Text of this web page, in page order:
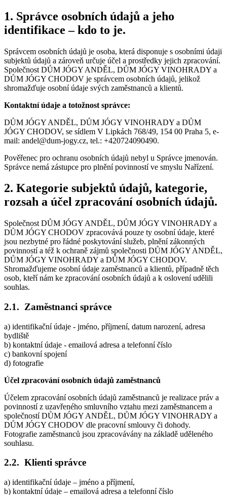
1. Správce osobních údajů a jeho
identifikace – kdo to je.
Správcem osobních údajů je osoba, která disponuje s osobními údaji
subjektů údajů a zároveň určuje účel a prostředky jejich zpracování.
Společnost DŮM JÓGY ANDĚL, DŮM JÓGY VINOHRADY a
DŮM JÓGY CHODOV je správcem osobních údajů, jelikož
shromažďuje osobní údaje svých zaměstnanců a klientů.
Kontaktní údaje a totožnost správce:
DŮM JÓGY ANDĚL, DŮM JÓGY VINOHRADY a DŮM
JÓGY CHODOV, se sídlem V Lipkách 768/49, 154 00 Praha 5, e-
mail: andel@dum-jogy.cz, tel.: +420724090490.
Pověřenec pro ochranu osobních údajů nebyl u Správce jmenován.
Správce nemá zástupce pro plnění povinností ve smyslu Nařízení.
2. Kategorie subjektů údajů, kategorie,
rozsah a účel zpracování osobních údajů.
Společnost DŮM JÓGY ANDĚL, DŮM JÓGY VINOHRADY a
DŮM JÓGY CHODOV zpracovává pouze ty osobní údaje, které
jsou nezbytné pro řádné poskytování služeb, plnění zákonných
povinností a též k ochraně zájmů společnosti DŮM JÓGY ANDĚL,
DŮM JÓGY VINOHRADY a DŮM JÓGY CHODOV.
Shromažďujeme osobní údaje zaměstnanců a klientů, případně těch
osob, kteří nám ke zpracování osobních údajů a k oslovení udělili
souhlas.
2.1. Zaměstnanci správce
a) identifikační údaje - jméno, příjmení, datum narození, adresa
bydliště
b) kontaktní údaje - emailová adresa a telefonní číslo
c) bankovní spojení
d) fotografie
Účel zpracování osobních údajů zaměstnanců
Účelem zpracování osobních údajů zaměstnanců je realizace práv a
povinností z uzavřeného smluvního vztahu mezi zaměstnancem a
společností DŮM JÓGY ANDĚL, DŮM JÓGY VINOHRADY a
DŮM JÓGY CHODOV dle pracovní smlouvy či dohody.
Fotografie zaměstnanců jsou zpracovávány na základě uděleného
souhlasu.
2.2. Klienti správce
a) identifikační údaje – jméno a příjmení,
b) kontaktní údaje – emailová adresa a telefonní číslo